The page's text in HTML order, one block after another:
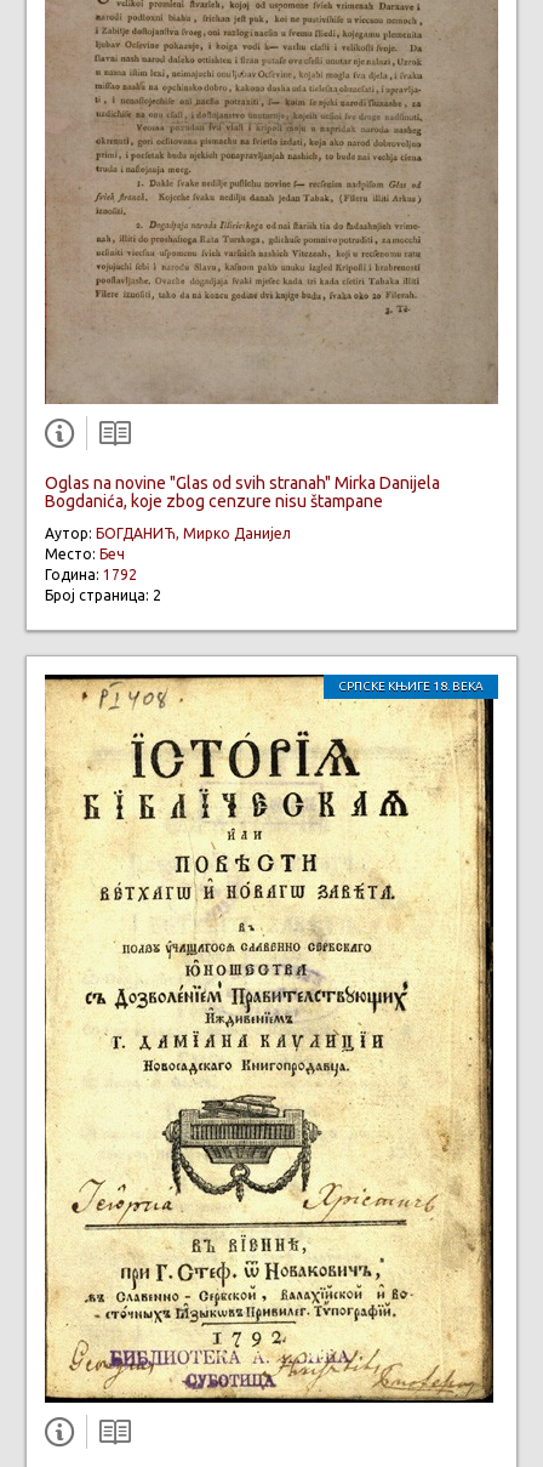
Oglas na novine "Glas od svih stranah" Mirka Danijela
Bogdanića, koje zbog cenzure nisu štampane
Аутор: БОГДАНИЋ, Мирко Данијел
Место: Беч
Година: 1792
Број страница: 2
СРПСКЕ КЊИГЕ 18. ВЕКА